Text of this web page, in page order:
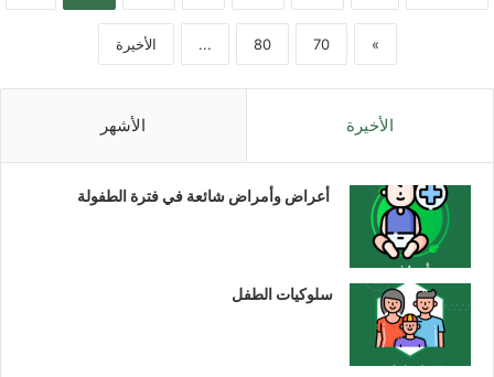
»
70
80
... الأخيرة
الأخيرة الأشهر
أعراض وأمراض شائعة في فترة الطفولة
سلوكيات الطفل